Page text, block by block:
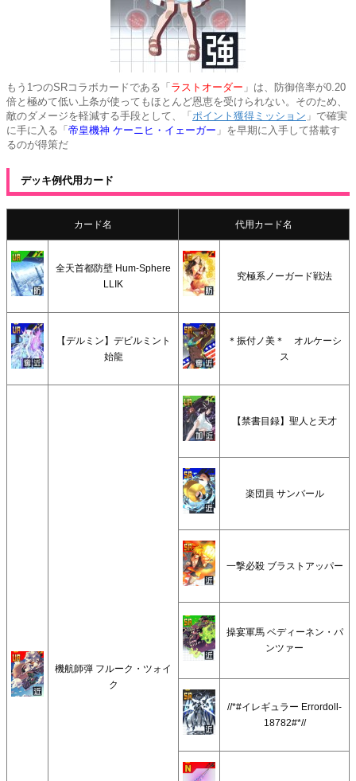
もう1つのSRコラボカードである「 ラストオーダー 」は、防御倍率が0.20
倍と極めて低い上条が使ってもほとんど恩恵を受けられない。そのため、
敵のダメージを軽減する手段として、「 ポイント獲得ミッション 」で確実
に手に入る「 帝皇機神 ケーニヒ・イェーガー 」を早期に入手して搭載す
るのが得策だ
デッキ例代用カード
カード名 代用カード名
全天首都防壁 Hum-Sphere
LLIK
究極系ノーガード戦法
【デルミン】デビルミント
始龍
＊振付ノ美＊ オルケーシ
ス
機航師弾 フルーク・ツォイ
ク
【禁書目録】聖人と天才
楽団員 サンバール
一撃必殺 ブラストアッパー
操宴軍馬 ベディーネン・パ
ンツァー
//*#イレギュラー Errordoll-
18782#*//